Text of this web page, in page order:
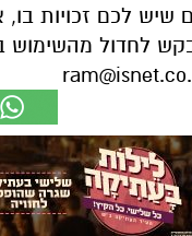
שיש לכם זכויות
לחדול